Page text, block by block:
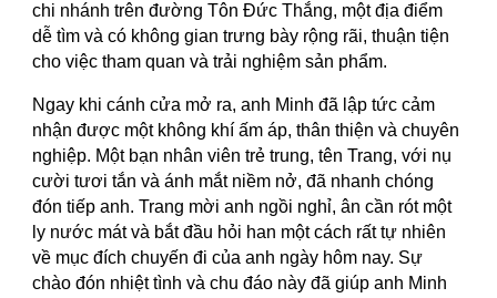
chi nhánh trên đường Tôn Đức Thắng, một địa điểm
dễ tìm và có không gian trưng bày rộng rãi, thuận tiện
cho việc tham quan và trải nghiệm sản phẩm.
Ngay khi cánh cửa mở ra, anh Minh đã lập tức cảm
nhận được một không khí ấm áp, thân thiện và chuyên
nghiệp. Một bạn nhân viên trẻ trung, tên Trang, với nụ
cười tươi tắn và ánh mắt niềm nở, đã nhanh chóng
đón tiếp anh. Trang mời anh ngồi nghỉ, ân cần rót một
ly nước mát và bắt đầu hỏi han một cách rất tự nhiên
về mục đích chuyến đi của anh ngày hôm nay. Sự
chào đón nhiệt tình và chu đáo này đã giúp anh Minh